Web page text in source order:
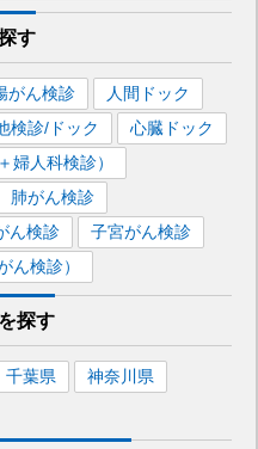
土呂駅 蓮田駅
戸田公園駅
宮原駅 上尾駅
す
がん検診
人間ドック
検診/ドック
心臓ドック
婦人科検診）
肺がん検診
ん検診
子宮がん検診
ん検診）
探す
千葉県
神奈川県